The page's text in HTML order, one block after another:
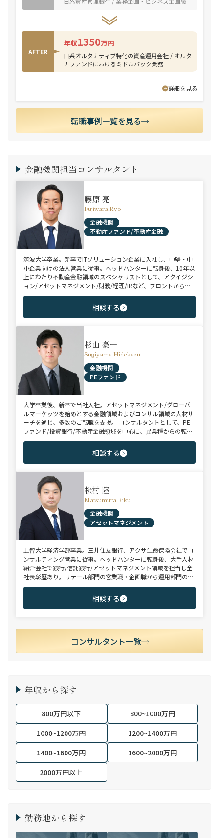
AFTER
年収1350万円
日系オルタナティブ特化の資産運用会社 / オルタ
ナファンドにおけるミドルバック業務
詳細を見る
転職事例一覧を見る
金融機関担当コンサルタント
藤原 亮
Fujiwara Ryo
金融機関
不動産ファンド/不動産金融
筑波大学卒業。新卒でITソリューション企業に入社し、中堅・中
小企業向けの法人営業に従事。ヘッドハンターに転身後、10年以
上にわたり不動産金融領域のスペシャリストとして、アクイジシ
ョン/アセットマネジメント/財務/経理/IRなど、フロントからミ
ドル・バックまで、幅広いポジションで100名以上のご支援実績
を誇る。また、首都圏に加え、関西・九州・北海道を始めとする
地方都市を拠点とする企業から外資系まで、100社を超えるクラ
イアント企業様とのリレーションを保持。業界に精通した深い知
見と広範なネットワークを活かし、候補者様の可能性を最大限に
引き出すマッチングをご支援可能。
相談する
杉山 豪一
Sugiyama Hidekazu
金融機関
PEファンド
大学卒業後、新卒で当社入社。アセットマネジメント/グローバ
ルマーケッツを始めとする金融領域およびコンサル領域の人材サ
ーチを通じ、多数のご転職を支援。 コンサルタントとして、PE
ファンド/投資銀行/不動産金融領域を中心に、異業種からの転身
を目指す未経験のハイポテンシャル層やさらなるキャリアップを
狙うミドル～ハイクラス層をご支援。
相談する
松村 陸
Matsumura Riku
金融機関
アセットマネジメント
上智大学経済学部卒業。三井住友銀行、アクサ生命保険会社でコ
ンサルティング営業に従事。ヘッドハンターに転身後、大手人材
紹介会社で銀行/信託銀行/アセットマネジメント領域を担当し全
社表彰歴あり。リテール部門の営業職・企画職から運用部門の専
門職まで豊富な転職支援実績。日系/外資系、経験者/未経験者を
問わず幅広いポジションでご支援可能。
相談する
コンサルタント一覧
年収から探す
800万円以下
800~1000万円
1000~1200万円
1200~1400万円
1400~1600万円
1600~2000万円
2000万円以上
勤務地から探す